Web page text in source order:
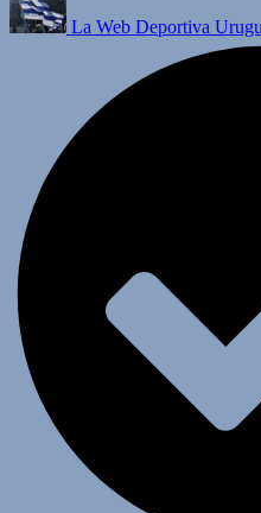
La Web Deportiva